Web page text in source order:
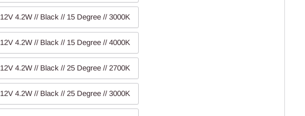
12V 4.2W // Black // 15 Degree // 3000K
12V 4.2W // Black // 15 Degree // 4000K
12V 4.2W // Black // 25 Degree // 2700K
12V 4.2W // Black // 25 Degree // 3000K